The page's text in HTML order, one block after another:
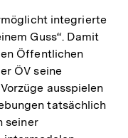
integrierte
Guss“. Damit
Öffentlichen
ÖV seine
ausspielen
tatsächlich
seiner